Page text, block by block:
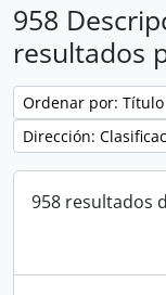
958
resultados
Ordenar por: Título
Dirección:
958 resultados